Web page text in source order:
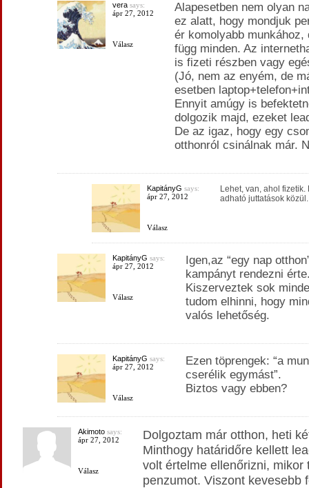
verasays:
ápr 27, 2012
Válasz
Alapesetben nem olyan
ez alatt, hogy mondjuk
ér komolyabb
függ minden. Az
is fizeti részben vagy
(Jó, nem az enyém, de
esetben
Ennyit amúgy is
dolgozik majd, ezeket
De az igaz, hogy egy
otthonról csinálnak már.
KapitányG says:
ápr 27, 2012
Válasz
Lehet, van, ahol
adható juttatások közül.
KapitányG says:
ápr 27, 2012
Válasz
Igen,az “egy nap
kampányt rendezni
Kiszerveztek sok
tudom elhinni, hogy
valós lehetőség.
KapitányG says:
ápr 27, 2012
Válasz
Ezen töprengek: “a
cserélik egymást”.
Biztos vagy ebben?
Akimotosays:
ápr 27, 2012
Válasz
Dolgoztam már otthon, heti
Minthogy határidőre kellett
volt értelme ellenőrizni,
penzumot. Viszont kevesebb